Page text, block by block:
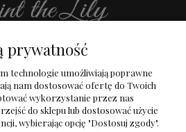
Dostawa i płatność
prywatność
technologie umożliwiają poprawne
nam dostosować ofertę do Twoich
wykorzystanie przez nas
do sklepu lub dostosować użycie
wybierając opcję "Dostosuj zgody".